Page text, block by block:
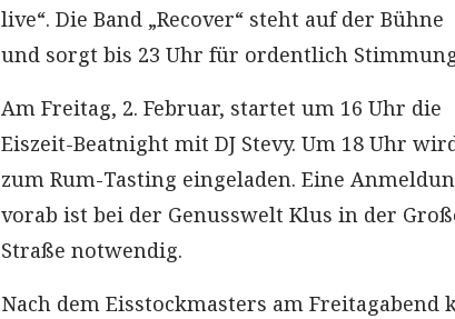
live“. Die Band „Recover“ steht auf der Bühne
und sorgt bis 23 Uhr für ordentlich
Am Freitag, 2. Februar, startet um 16 Uhr die
Eiszeit-Beatnight mit DJ Stevy. Um 18 Uhr
zum Rum-Tasting eingeladen. Eine
vorab ist bei der Genusswelt Klus in der
Straße notwendig.
Nach dem Eisstockmasters am Freitagabend